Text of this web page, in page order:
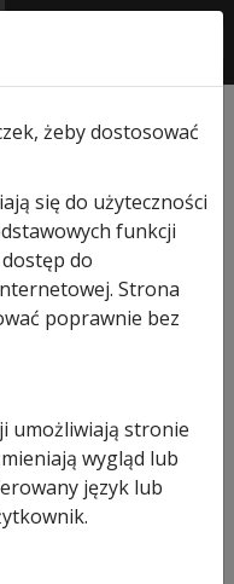
Hörmann
żeby dostosować
się do użyteczności
funkcji
do
Strona
poprawnie bez
umożliwiają stronie
wygląd lub
język lub